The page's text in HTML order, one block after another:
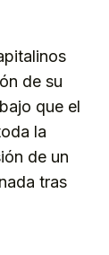
de su
que el
la
de un
tras